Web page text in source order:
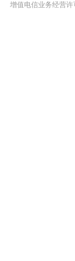
增值电信业务经营许